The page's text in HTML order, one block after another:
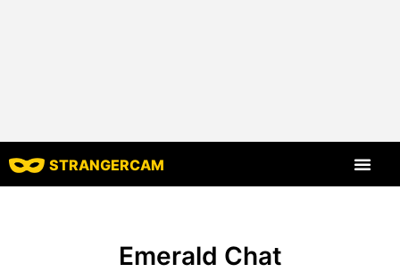
STRANGERCAM
Emerald Chat